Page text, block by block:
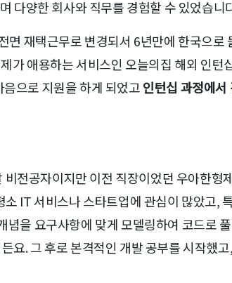
다양한 회사와 직무를 경험할 수 있었습니
면 재택근무로 변경되서 6년만에 한국으로
가 애용하는 서비스인 오늘의집 해외 인턴
으로 지원을 하게 되었고인턴십 과정에
전공자이지만 이전 직장이었던 우아한형
IT 서비스나 스타트업에 관심이 많았고,
을 요구사항에 맞게 모델링하여 코드로
요. 그 후로 본격적인 개발 공부를 시작했